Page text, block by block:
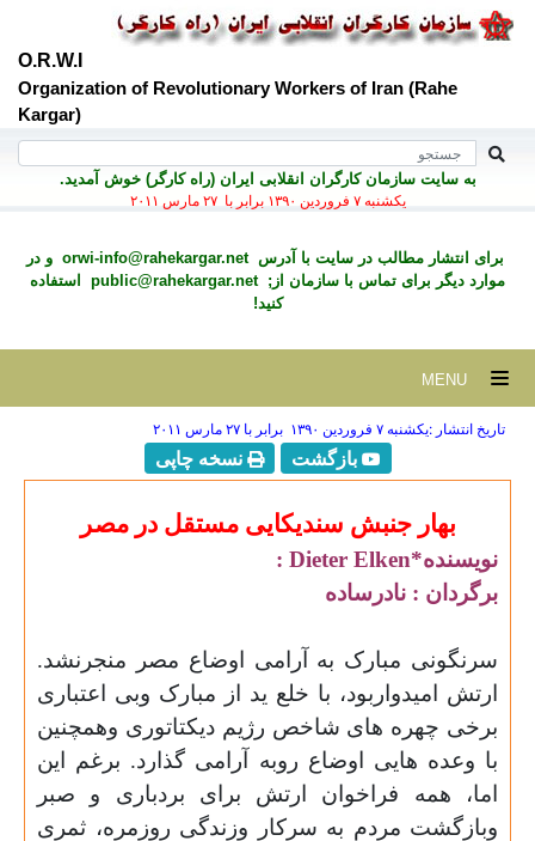
O.R.W.I
Organization of Revolutionary Workers of Iran (Rahe
Kargar)
به سايت سازمان کارگران انقلابی ايران (راه کارگر) خوش آمديد.
يكشنبه ۷ فروردين ۱۳۹۰ برابر با ۲۷ مارس ۲۰۱۱
برای انتشار مطالب در سايت با آدرسorwi-info@rahekargar.net و در
موارد ديگر برای تماس با سازمان از;public@rahekargar.net
استفاده
کنید!
تاریخ انتشار :يكشنبه ۷ فروردين ۱۳۹۰ برابر با ۲۷ مارس ۲۰۱۱
بازگشت نسخه چاپی
بهار جنبش سندیکایی مستقل در مصر
نویسنده: Dieter Elken*
برگردان : نادرساده
سرنگونی مبارک به آرامی اوضاع مصر منجرنشد.
ارتش امیدواربود، با خلع ید از مبارک وبی اعتباری
برخی چهره های شاخص رژیم دیکتاتوری وهمچنین
با وعده هایی اوضاع روبه آرامی گذارد. برغم این
اما، همه فراخوان ارتش برای بردباری و
صبر
وبازگشت مردم به سرکار وزندگی روزمره، ثمری